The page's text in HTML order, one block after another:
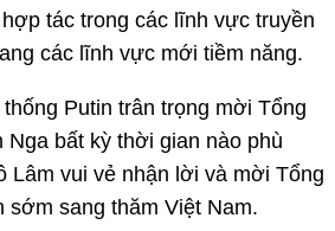
tác trong các lĩnh vực truyền
các lĩnh vực mới tiềm năng.
Putin trân trọng mời Tổng
Nga bất kỳ thời gian nào phù
Lâm vui vẻ nhận lời và mời Tổng
sớm sang thăm Việt Nam.